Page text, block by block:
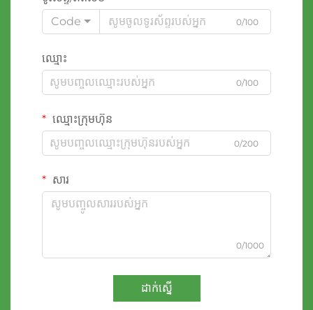
Code
0/100
ឈ្មោះ
0/100
ឈ្មោះក្រុមហ៊ុន
0/200
សារ
0/1000
ដាក់ស្នើ